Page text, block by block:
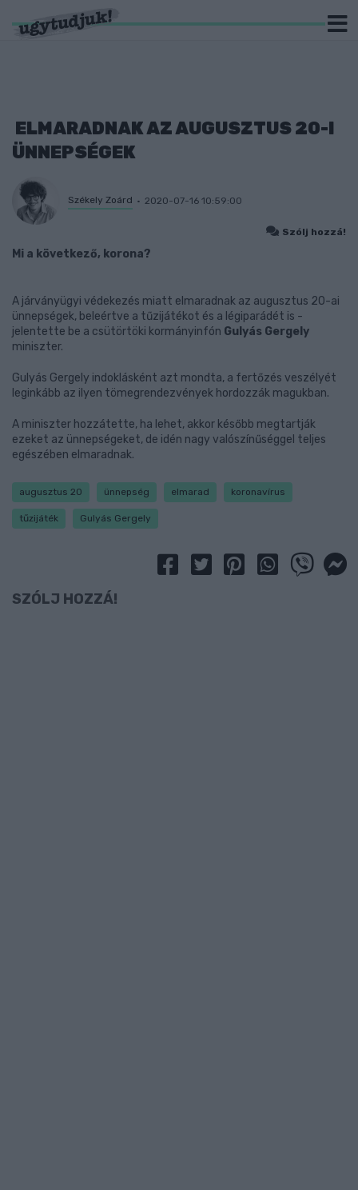
ELMARADNAK AZ AUGUSZTUS 20-I
ÜNNEPSÉGEK
Székely Zoárd 2020-07-16 10:59:00
Szólj hozzá!
Mi a következő, korona?
A járványügyi védekezés miatt elmaradnak az augusztus 20-ai
ünnepségek, beleértve a tűzijátékot és a légiparádét is -
jelentette be a csütörtöki kormányinfón Gulyás Gergely
miniszter.
Gulyás Gergely indoklásként azt mondta, a fertőzés veszélyét
leginkább az ilyen tömegrendezvények hordozzák magukban.
A miniszter hozzátette, ha lehet, akkor később megtartják
ezeket az ünnepségeket, de idén nagy valószínűséggel teljes
egészében elmaradnak.
augusztus 20 ünnepség elmarad koronavírus
tűzijáték Gulyás Gergely
SZÓLJ HOZZÁ!